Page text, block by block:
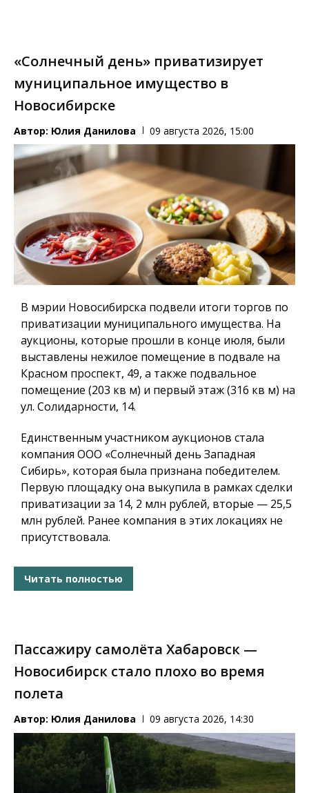
«Солнечный день» приватизирует
муниципальное имущество в
Новосибирске
Автор: Юлия Данилова 09 августа 2026, 15:00
В мэрии Новосибирска подвели итоги торгов по
приватизации муниципального имущества. На
аукционы, которые прошли в конце июля, были
выставлены нежилое помещение в подвале на
Красном проспект, 49, а также подвальное
помещение (203 кв м) и первый этаж (316 кв м) на
ул. Солидарности, 14.
Единственным участником аукционов стала
компания ООО «Солнечный день Западная
Сибирь», которая была признана победителем.
Первую площадку она выкупила в рамках сделки
приватизации за 14, 2 млн рублей, вторые — 25,5
млн рублей. Ранее компания в этих локациях не
присутствовала.
Читать полностью
Пассажиру самолёта Хабаровск —
Новосибирск стало плохо во время
полета
Автор: Юлия Данилова 09 августа 2026, 14:30